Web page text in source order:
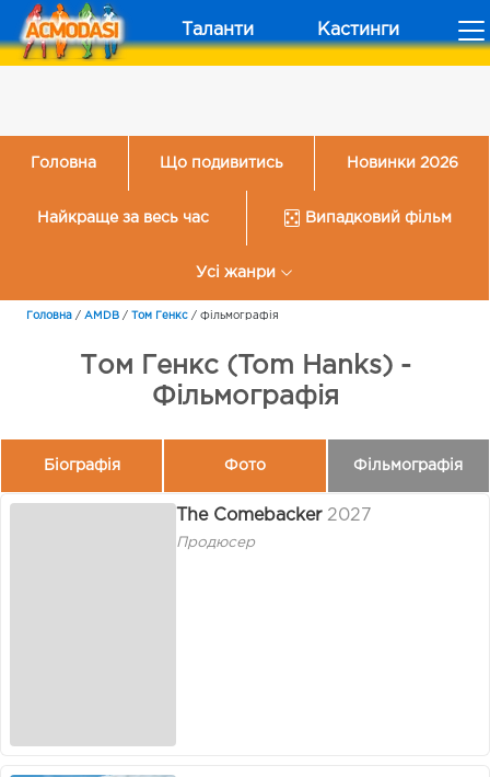
Таланти Кастинги
Головна Що подивитись Новинки 2026
Найкраще за весь час Випадковий фільм
Усі жанри
Головна / AMDB / Том Генкс / Фільмографія
Том Генкс (Tom Hanks) -
Фільмографія
Біографія Фото Фільмографія
The Comebacker 2027
Продюсер